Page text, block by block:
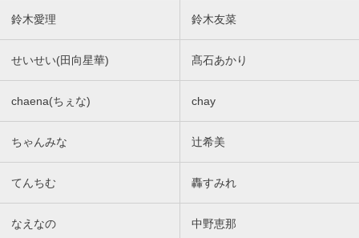
鈴木愛理 鈴木友菜
せいせい(田向星華) 髙石あかり
chaena(ちぇな) chay
ちゃんみな 辻希美
てんちむ 轟すみれ
なえなの 中野恵那